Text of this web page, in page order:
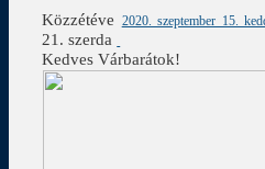
Közzétéve 2020. szeptember 15.
21. szerda
Kedves Várbarátok!